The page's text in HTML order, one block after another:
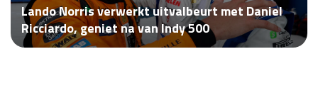
Race
za 13:00 - 15:00
Lando Norris verwerkt uitvalbeurt met Daniel
Ricciardo, geniet na van Indy 500